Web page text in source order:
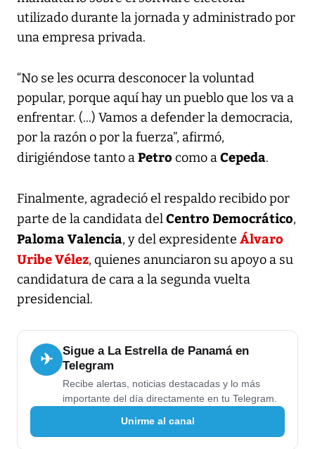
utilizado durante la jornada y administrado por
una empresa privada.
“No se les ocurra desconocer la voluntad
popular, porque aquí hay un pueblo que los va a
enfrentar. (...) Vamos a defender la democracia,
por la razón o por la fuerza”, afirmó,
dirigiéndose tanto aPetro como aCepeda.
Finalmente, agradeció el respaldo recibido por
parte de la candidata delCentro Democrático,
Paloma Valencia, y del expresidente Álvaro
Uribe Vélez, quienes anunciaron su apoyo a su
candidatura de cara a la segunda vuelta
presidencial.
✈
Sigue a La Estrella de Panamá en
Telegram
Recibe alertas, noticias destacadas y lo más
importante del día directamente en tu Telegram.
Unirme al canal